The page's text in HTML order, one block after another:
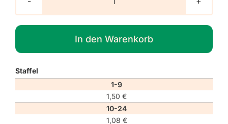
Verbotszeichen
P057
"Jet-
Ski
verboten"
In den Warenkorb
Staffel
1-9
1,50 €
10-24
1,08 €